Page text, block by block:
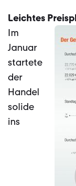
Leichtes
Im
Januar
startete
der
Handel
solide
ins